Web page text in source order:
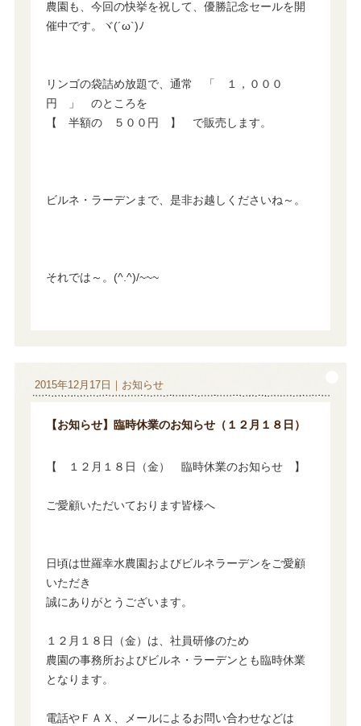
農園も、今回の快挙を祝して、優勝記念セールを開
催中です。ヾ(´ω`)ﾉ
リンゴの袋詰め放題で、通常 「 １，０００
円 」 のところを
【 半額の ５００円 】 で販売します。
ビルネ・ラーデンまで、是非お越しくださいね～。
それでは～。(^.^)/~~~
2015年12月17日｜お知らせ
【お知らせ】臨時休業のお知らせ（１２月１８日）
【 １２月１８日（金） 臨時休業のお知らせ 】
ご愛顧いただいております皆様へ
日頃は世羅幸水農園およびビルネラーデンをご愛顧
いただき
誠にありがとうございます。
１２月１８日（金）は、社員研修のため
農園の事務所およびビルネ・ラーデンとも臨時休業
となります。
電話やＦＡＸ、メールによるお問い合わせなどは